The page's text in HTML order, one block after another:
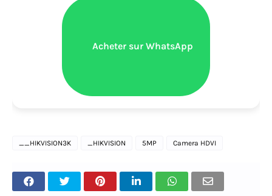
Acheter sur WhatsApp
__HIKVISION3K _HIKVISION 5MP Camera HDVI